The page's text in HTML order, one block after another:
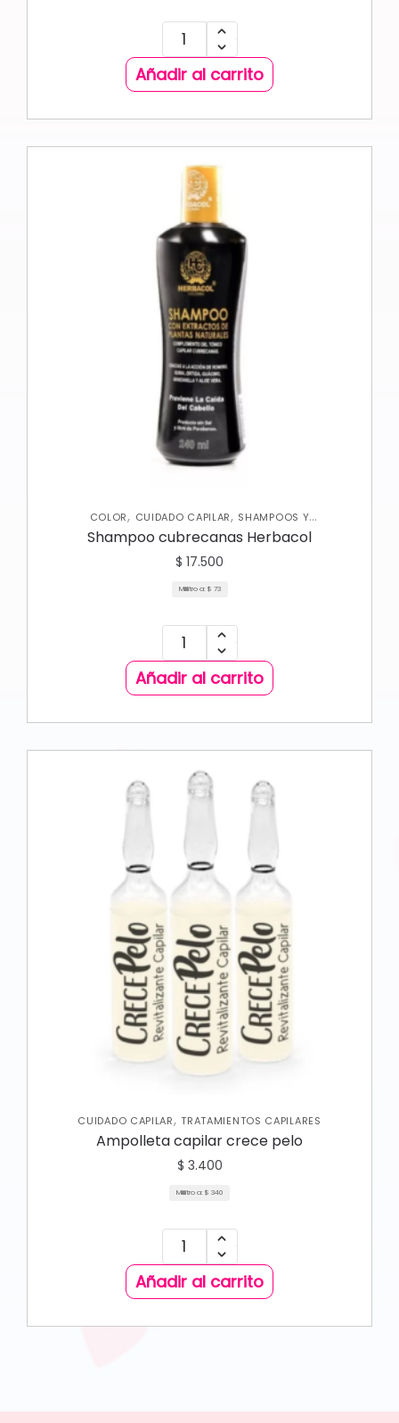
Añadir al carrito
COLOR, CUIDADO CAPILAR, SHAMPOOS Y
ACONDICIONADORES
Shampoo cubrecanas Herbacol
$ 17.500
Mililitro a: $ 73
Añadir al carrito
CUIDADO CAPILAR,TRATAMIENTOS CAPILARES
Ampolleta capilar crece pelo
$ 3.400
Mililitro a: $ 340
Añadir al carrito